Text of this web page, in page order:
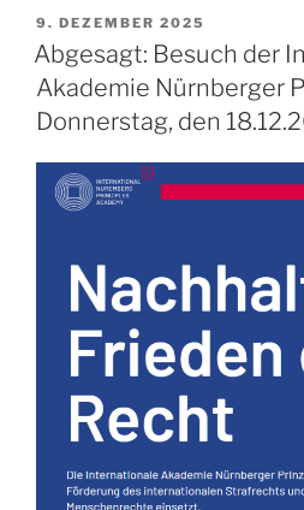
VERÖFFENTLICHT
AM
9. DEZEMBER 2025
Abgesagt: Besuch der
Akademie Nürnberger
Donnerstag, den